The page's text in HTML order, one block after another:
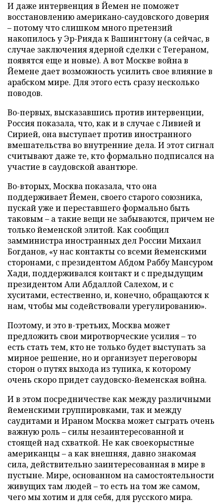
И даже интервенция в Йемен не поможет
восстановлению американо-саудовского доверия
– потому что слишком много претензий
накопилось у Эр-Рияда к Вашингтону (а сейчас, в
случае заключения ядерной сделки с Тегераном,
появятся еще и новые). А вот Москве война в
Йемене дает возможность усилить свое влияние в
арабском мире. Для этого есть сразу несколько
поводов.
Во-первых, высказавшись против интервенции,
Россия показала, что, как и в случае с Ливией и
Сирией, она выступает против иностранного
вмешательства во внутренние дела. И этот сигнал
считывают даже те, кто формально подписался на
участие в саудовской авантюре.
Во-вторых, Москва показала, что она
поддерживает Йемен, своего старого союзника,
пускай уже и переставшего формально быть
таковым – а такие вещи не забываются, причем не
только йеменской элитой. Как сообщил
замминистра иностранных дел России Михаил
Богданов, «у нас контакты со всеми йеменскими
сторонами, с президентом Абдом Раббу Мансуром
Хади, поддерживался контакт и с предыдущим
президентом Али Абдаллой Салехом, и с
хуситами, естественно, и, конечно, обращаются к
нам, чтобы мы содействовали урегулированию».
Поэтому, и это в-третьих, Москва может
предложить свои миротворческие усилия – то
есть стать тем, кто не только будет выступать за
мирное решение, но и организует переговоры
сторон о путях выхода из тупика, к которому
очень скоро придет саудовско-йеменская война.
И в этом посредничестве как между различными
йеменскими группировками, так и между
саудитами и Ираном Москва может сыграть очень
важную роль – силы незаинтересованной и
стоящей над схваткой. Не как своекорыстные
американцы – а как внешняя, давно знакомая
сила, действительно заинтересованная в мире в
пустыне. Мире, основанном на самостоятельности
живущих там людей – то есть на том же самом,
чего мы хотим и для себя, для русского мира.